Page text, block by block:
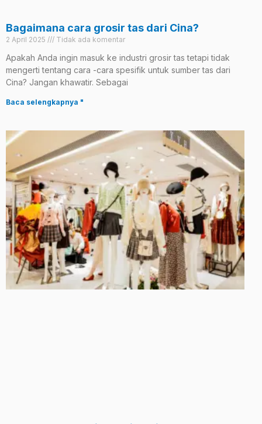
Bagaimana cara grosir tas dari Cina?
2 April 2025 Tidak ada komentar
Apakah Anda ingin masuk ke industri grosir tas tetapi tidak
mengerti tentang cara -cara spesifik untuk sumber tas dari
Cina? Jangan khawatir. Sebagai
Baca selengkapnya "